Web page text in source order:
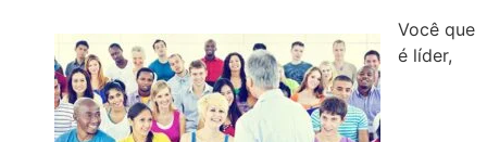
Você que
é líder,